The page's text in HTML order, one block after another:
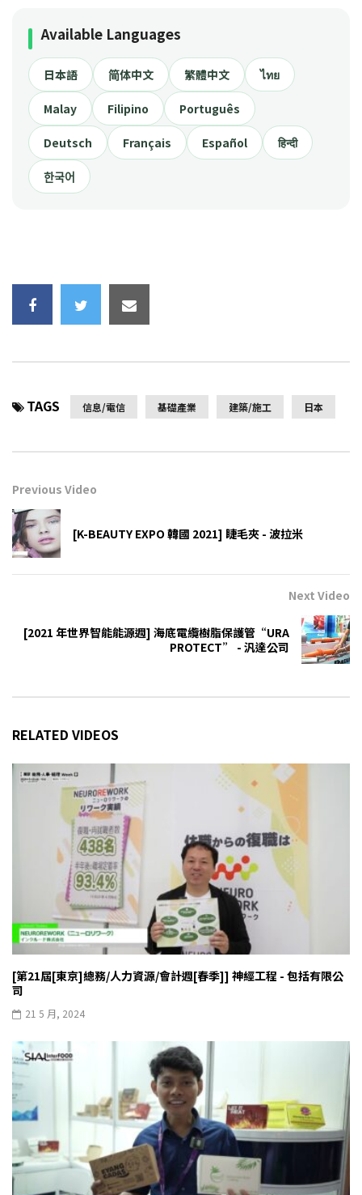
Available Languages
日本語 简体中文 繁體中文 ไทย
Malay Filipino Português
Deutsch Français Español हिन्दी
한국어
TAGS 信息/電信 基礎產業 建築/施工 日本
Previous Video
[K-BEAUTY EXPO 韓國 2021] 睫毛夾 - 波拉米
Next Video
[2021 年世界智能能源週] 海底電纜樹脂保護管“URA
PROTECT” - 汎達公司
RELATED VIDEOS
[第21屆[東京]總務/人力資源/會計週[春季]] 神經工程 - 包括有限公
司
21 5 月, 2024